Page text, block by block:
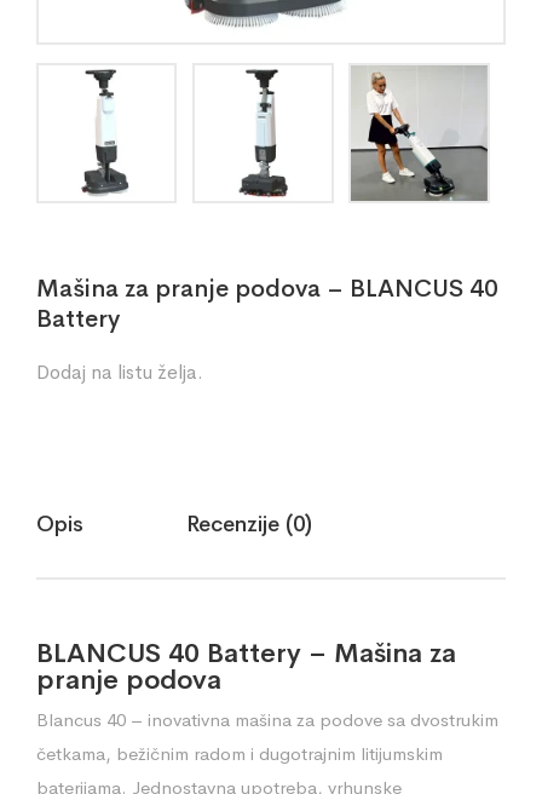
Mašina za pranje podova – BLANCUS 40
Battery
Dodaj na listu želja.
Opis Recenzije (0)
BLANCUS 40 Battery – Mašina za
pranje podova
Blancus 40 – inovativna mašina za podove sa dvostrukim
četkama, bežičnim radom i dugotrajnim litijumskim
baterijama. Jednostavna upotreba, vrhunske